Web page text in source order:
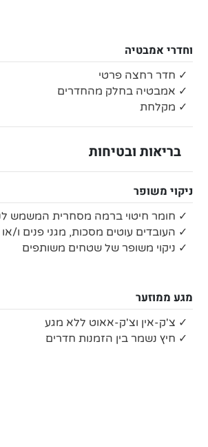
וחדרי אמבטיה
✓ חדר רחצה פרטי
✓ אמבטיה בחלק מהחדרים
✓ מקלחת
בריאות ובטיחות
ניקוי משופר
✓ חומר חיטוי ברמה מסחרית המשמש
✓ העובדים עוטים מסכות, מגני פנים ו/
✓ ניקוי משופר של שטחים משותפים
מגע ממוזער
✓ צ'ק-אין וצ'ק-אאוט ללא מגע
✓ חיץ נשמר בין הזמנות חדרים